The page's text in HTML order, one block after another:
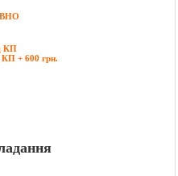
КП
КП + 600 грн.